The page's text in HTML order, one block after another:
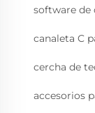
software de
canaleta C
cercha de
accesorios